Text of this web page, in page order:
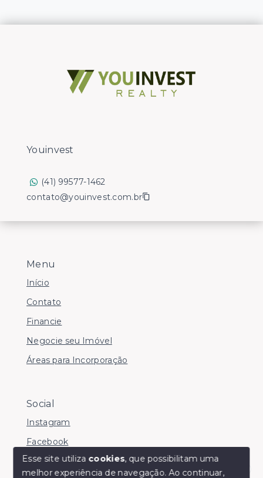
Menu
Início
Contato
Financie
Negocie seu Imóvel
Áreas para Incorporação
Social
Instagram
Facebook
Youinvest
(41) 99577-1462
contato@youinvest.com.br
Esse site utiliza cookies, que possibilitam uma
melhor experiência de navegação.Ao continuar,